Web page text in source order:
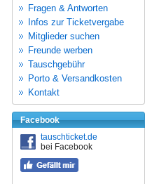
Fragen & Antworten
Infos zur Ticketvergabe
Mitglieder suchen
Freunde werben
Tauschgebühr
Porto & Versandkosten
Kontakt
Facebook
tauschticket.de
bei Facebook